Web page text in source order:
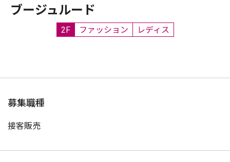
ブージュルード
2F ファッション レディス
募集職種
接客販売